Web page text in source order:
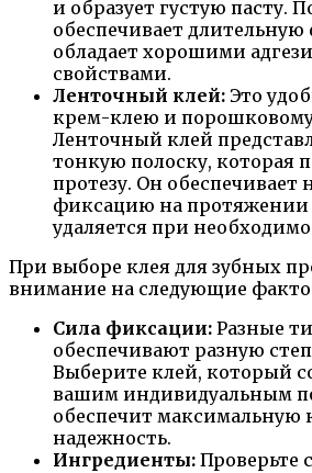
и образует густую пасту.
обеспечивает
обладает хорошими
свойствами.
Ленточный клей: Это
крем-клею и
Ленточный клей
тонкую полоску, которая
протезу. Он обеспечивает
фиксацию на протяжении
удаляется при
При выборе клея для зубных
внимание на следующие
Сила фиксации: Разные
обеспечивают разную
Выберите клей, который
вашим индивидуальным
обеспечит максимальную
надежность.
Ингредиенты: Проверьте